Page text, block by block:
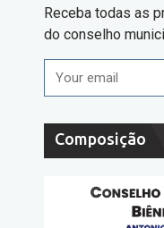
Receba todas as
do conselho
Composição